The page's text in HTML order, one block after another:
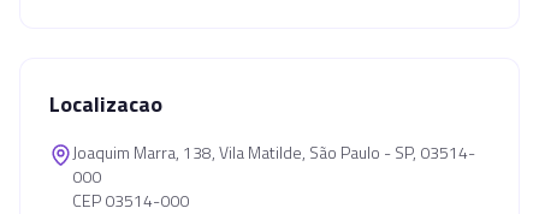
Localizacao
Joaquim Marra, 138, Vila Matilde, São Paulo - SP, 03514-
000
CEP 03514-000